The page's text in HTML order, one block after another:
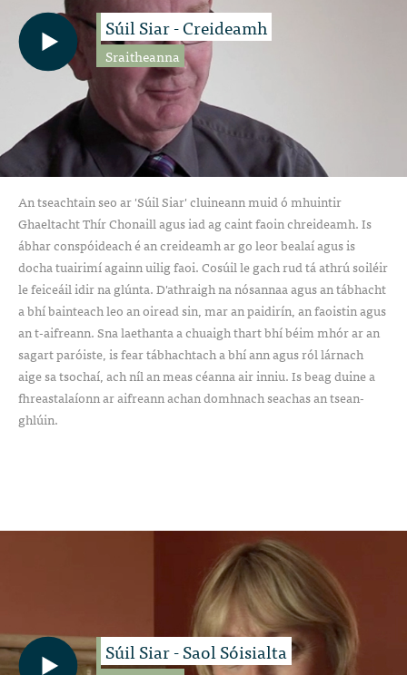
Súil Siar - Creideamh
Sraitheanna
An tseachtain seo ar 'Súil Siar' cluineann muid ó mhuintir
Ghaeltacht Thír Chonaill agus iad ag caint faoin chreideamh. Is
ábhar conspóideach é an creideamh ar go leor bealaí agus is
docha tuairimí againn uilig faoi. Cosúil le gach rud tá athrú soiléir
le feiceáil idir na glúnta. D'athraigh na nósannaa agus an tábhacht
a bhí bainteach leo an oiread sin, mar an paidirín, an faoistin agus
an t-aifreann. Sna laethanta a chuaigh thart bhí béim mhór ar an
sagart paróiste, is fear tábhachtach a bhí ann agus ról lárnach
aige sa tsochaí, ach níl an meas céanna air inniu. Is beag duine a
fhreastalaíonn ar aifreann achan domhnach seachas an tsean-
ghlúin.
Súil Siar - Saol Sóisialta